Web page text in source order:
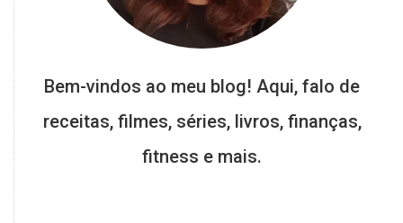
Bem-vindos ao meu blog! Aqui, falo de
receitas, filmes, séries, livros, finanças,
fitness e mais.